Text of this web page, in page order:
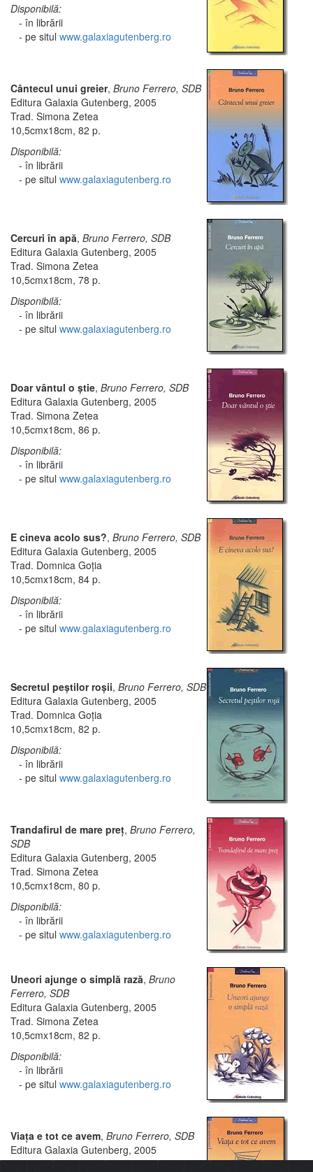
Disponibilă:
- în librării
- pe situl www.galaxiagutenberg.ro
Cântecul unui greier, Bruno Ferrero, SDB
Editura Galaxia Gutenberg, 2005
Trad. Simona Zetea
10,5cmx18cm, 82 p.
Disponibilă:
- în librării
- pe situl www.galaxiagutenberg.ro
Cercuri în apă, Bruno Ferrero, SDB
Editura Galaxia Gutenberg, 2005
Trad. Simona Zetea
10,5cmx18cm, 78 p.
Disponibilă:
- în librării
- pe situl www.galaxiagutenberg.ro
Doar vântul o ştie, Bruno Ferrero, SDB
Editura Galaxia Gutenberg, 2005
Trad. Simona Zetea
10,5cmx18cm, 86 p.
Disponibilă:
- în librării
- pe situl www.galaxiagutenberg.ro
E cineva acolo sus?, Bruno Ferrero, SDB
Editura Galaxia Gutenberg, 2005
Trad. Domnica Goţia
10,5cmx18cm, 84 p.
Disponibilă:
- în librării
- pe situl www.galaxiagutenberg.ro
Secretul peştilor roşii, Bruno Ferrero, SDB
Editura Galaxia Gutenberg, 2005
Trad. Domnica Goţia
10,5cmx18cm, 82 p.
Disponibilă:
- în librării
- pe situl www.galaxiagutenberg.ro
Trandafirul de mare preţ, Bruno Ferrero,
SDB
Editura Galaxia Gutenberg, 2005
Trad. Simona Zetea
10,5cmx18cm, 80 p.
Disponibilă:
- în librării
- pe situl www.galaxiagutenberg.ro
Uneori ajunge o simplă rază, Bruno
Ferrero, SDB
Editura Galaxia Gutenberg, 2005
Trad. Simona Zetea
10,5cmx18cm, 82 p.
Disponibilă:
- în librării
- pe situl www.galaxiagutenberg.ro
Viaţa e tot ce avem, Bruno Ferrero, SDB
Editura Galaxia Gutenberg, 2005
Trad. Domnica Goţia